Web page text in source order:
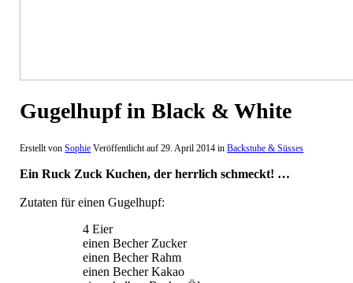
Gugelhupf in Black & White
Erstellt vonSophie Veröffentlicht auf29. April 2014 inBackstube & Süsses
Ein Ruck Zuck Kuchen, der herrlich schmeckt! …
Zutaten für einen Gugelhupf:
4 Eier
einen Becher Zucker
einen Becher Rahm
einen Becher Kakao